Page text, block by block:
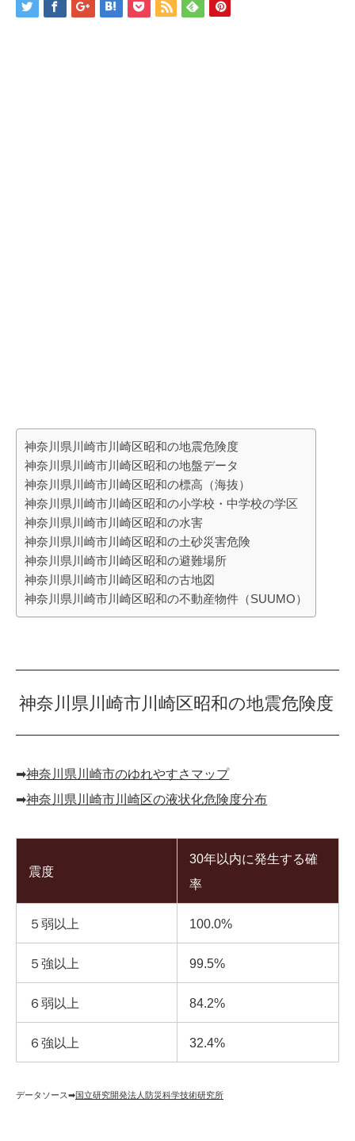
神奈川県川崎市川崎区昭和の地震危険度
神奈川県川崎市川崎区昭和の地盤データ
神奈川県川崎市川崎区昭和の標高（海抜）
神奈川県川崎市川崎区昭和の小学校・中学校の学区
神奈川県川崎市川崎区昭和の水害
神奈川県川崎市川崎区昭和の土砂災害危険
神奈川県川崎市川崎区昭和の避難場所
神奈川県川崎市川崎区昭和の古地図
神奈川県川崎市川崎区昭和の不動産物件（SUUMO）
神奈川県川崎市川崎区昭和の地震危険度
➡︎神奈川県川崎市のゆれやすさマップ
➡︎神奈川県川崎市川崎区の液状化危険度分布
震度
30年以内に発生する確
率
５弱以上 100.0%
５強以上 99.5%
６弱以上 84.2%
６強以上 32.4%
データソース➡︎国立研究開発法人防災科学技術研究所